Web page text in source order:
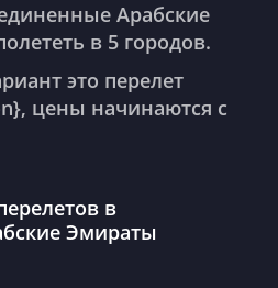
Арабские
в 5 городов.
это перелет
цены начинаются с
в
Эмираты